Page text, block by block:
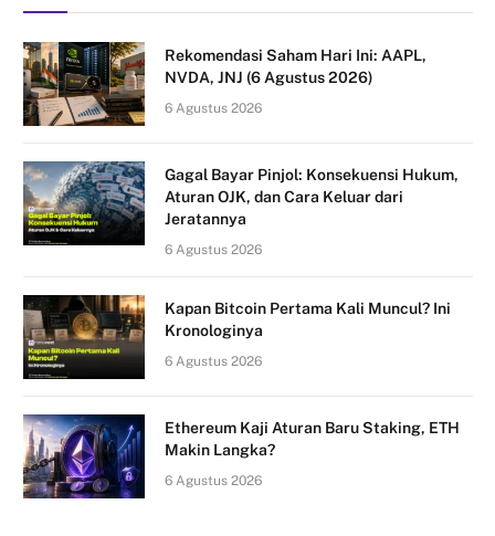
Rekomendasi Saham Hari Ini: AAPL,
NVDA, JNJ (6 Agustus 2026)
6 Agustus 2026
Gagal Bayar Pinjol: Konsekuensi Hukum,
Aturan OJK, dan Cara Keluar dari
Jeratannya
6 Agustus 2026
Kapan Bitcoin Pertama Kali Muncul? Ini
Kronologinya
6 Agustus 2026
Ethereum Kaji Aturan Baru Staking, ETH
Makin Langka?
6 Agustus 2026